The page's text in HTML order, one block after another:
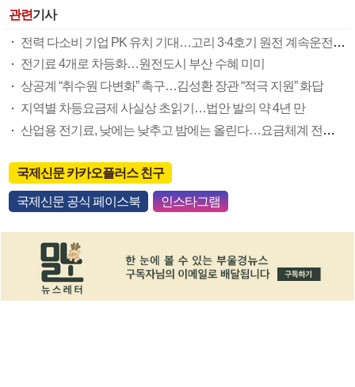
관련기사
전력 다소비 기업 PK 유치 기대…고리 3·4호기 원전 계속운전 연내 결정
전기료 4개로 차등화…원전도시 부산 수혜 미미
상공계 “취수원 다변화” 촉구…김성환 장관 “적극 지원” 화답
지역별 차등요금제 사실상 초읽기…법안 발의 약 4년 만
산업용 전기료, 낮에는 낮추고 밤에는 올린다…요금체계 전면 개편
국제신문 카카오플러스 친구
국제신문 공식 페이스북 인스타그램